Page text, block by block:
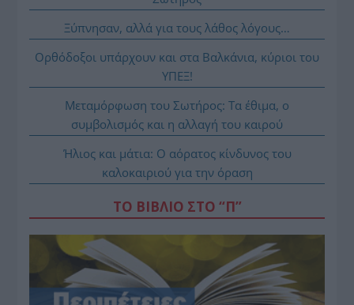
Ξύπνησαν, αλλά για τους λάθος λόγους…
Ορθόδοξοι υπάρχουν και στα Βαλκάνια, κύριοι του
ΥΠΕΞ!
Μεταμόρφωση του Σωτήρος: Τα έθιμα, ο
συμβολισμός και η αλλαγή του καιρού
Ήλιος και μάτια: Ο αόρατος κίνδυνος του
καλοκαιριού για την όραση
ΤΟ ΒΙΒΛΙΟ ΣΤΟ “Π”